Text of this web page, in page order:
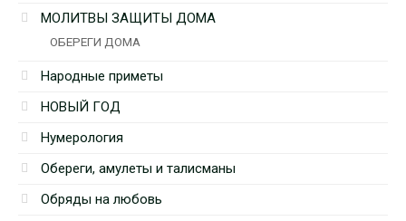
МОЛИТВЫ ЗАЩИТЫ ДОМА
ОБЕРЕГИ ДОМА
Народные приметы
НОВЫЙ ГОД
Нумерология
Обереги, амулеты и талисманы
Обряды на любовь